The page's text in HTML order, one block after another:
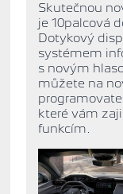
Skutečnou
je 10palcová
Dotykový
systémem
s novým
můžete na
které vám
funkcím.